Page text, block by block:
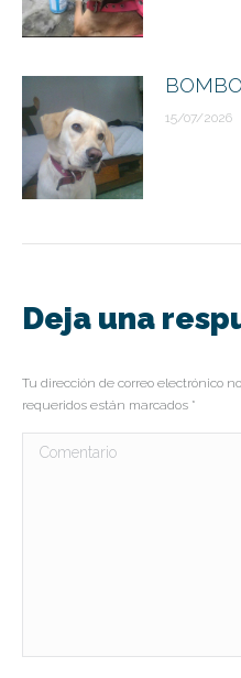
15/07/2026
Deja una
Tu dirección de correo electrónico
requeridos están marcados *
Comentario